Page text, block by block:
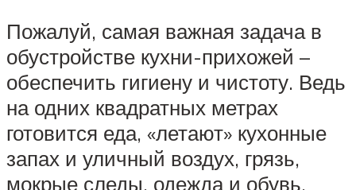
Пожалуй, самая важная задача в
обустройстве кухни-прихожей –
обеспечить гигиену и чистоту. Ведь
на одних квадратных метрах
готовится еда, «летают» кухонные
запах и уличный воздух, грязь,
мокрые следы, одежда и обувь.